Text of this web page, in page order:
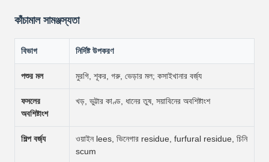
কাঁচামাল সামঞ্জস্যতা
বিভাগ নির্দিষ্ট উপকরণ
পশুর মল মুরগি, শূকর, গরু, ভেড়ার মল; কসাইখানার বর্জ্য
ফসলের
অবশিষ্টাংশ
খড়, ভুট্টার কাণ্ড, ধানের তুষ, সয়াবিনের অবশিষ্টাংশ
শিল্প বর্জ্য
ওয়াইন lees, ভিনেগার residue, furfural residue, চিনি
scum